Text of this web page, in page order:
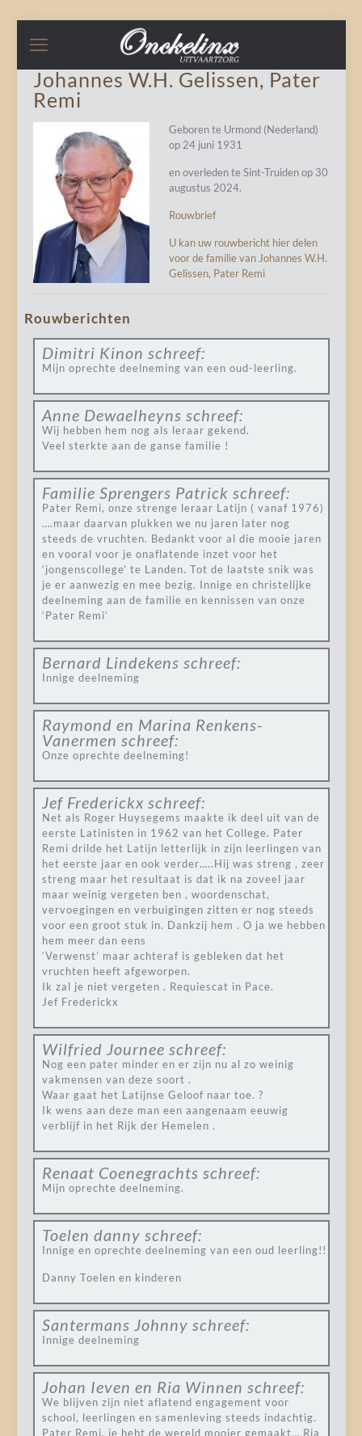
Johannes W.H. Gelissen, Pater
Remi
Geboren te Urmond (Nederland)
op 24 juni 1931
en overleden te Sint-Truiden op 30
augustus 2024.
Rouwbrief
U kan uw rouwbericht hier delen
voor de familie van Johannes W.H.
Gelissen, Pater Remi
Rouwberichten
Dimitri Kinon schreef:
Mijn oprechte deelneming van een oud-leerling.
Anne Dewaelheyns schreef:
Wij hebben hem nog als leraar gekend.
Veel sterkte aan de ganse familie !
Familie Sprengers Patrick schreef:
Pater Remi, onze strenge leraar Latijn ( vanaf 1976)
….maar daarvan plukken we nu jaren later nog
steeds de vruchten. Bedankt voor al die mooie jaren
en vooral voor je onaflatende inzet voor het
‘jongenscollege’ te Landen. Tot de laatste snik was
je er aanwezig en mee bezig. Innige en christelijke
deelneming aan de familie en kennissen van onze
‘Pater Remi’
Bernard Lindekens schreef:
Innige deelneming
Raymond en Marina Renkens-
Vanermen schreef:
Onze oprechte deelneming!
Jef Frederickx schreef:
Net als Roger Huysegems maakte ik deel uit van de
eerste Latinisten in 1962 van het College. Pater
Remi drilde het Latijn letterlijk in zijn leerlingen van
het eerste jaar en ook verder…..Hij was streng , zeer
streng maar het resultaat is dat ik na zoveel jaar
maar weinig vergeten ben , woordenschat,
vervoegingen en verbuigingen zitten er nog steeds
voor een groot stuk in. Dankzij hem . O ja we hebben
hem meer dan eens
‘Verwenst’ maar achteraf is gebleken dat het
vruchten heeft afgeworpen.
Ik zal je niet vergeten . Requiescat in Pace.
Jef Frederickx
Wilfried Journee schreef:
Nog een pater minder en er zijn nu al zo weinig
vakmensen van deze soort .
Waar gaat het Latijnse Geloof naar toe. ?
Ik wens aan deze man een aangenaam eeuwig
verblijf in het Rijk der Hemelen .
Renaat Coenegrachts schreef:
Mijn oprechte deelneming.
Toelen danny schreef:
Innige en oprechte deelneming van een oud leerling!!
Danny Toelen en kinderen
Santermans Johnny schreef:
Innige deelneming
Johan Ieven en Ria Winnen schreef:
We blijven zijn niet aflatend engagement voor
school, leerlingen en samenleving steeds indachtig.
Pater Remi, je hebt de wereld mooier gemaakt… Ria